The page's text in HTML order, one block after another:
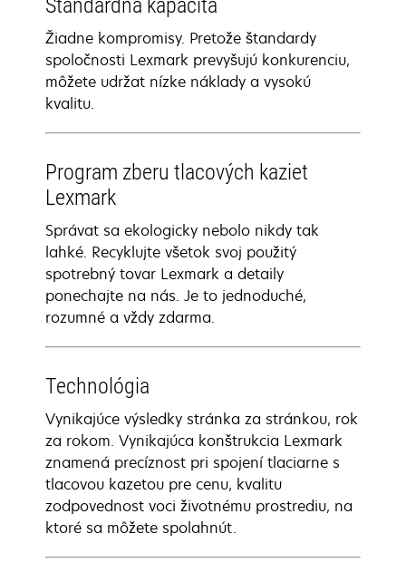
Štandardná kapacita
Žiadne kompromisy. Pretože štandardy
spoločnosti Lexmark prevyšujú konkurenciu,
môžete udržat nízke náklady a vysokú
kvalitu.
Program zberu tlacových kaziet
Lexmark
Správat sa ekologicky nebolo nikdy tak
lahké. Recyklujte všetok svoj použitý
spotrebný tovar Lexmark a detaily
ponechajte na nás. Je to jednoduché,
rozumné a vždy zdarma.
Technológia
Vynikajúce výsledky stránka za stránkou, rok
za rokom. Vynikajúca konštrukcia Lexmark
znamená precíznost pri spojení tlaciarne s
tlacovou kazetou pre cenu, kvalitu
zodpovednost voci životnému prostrediu, na
ktoré sa môžete spolahnút.